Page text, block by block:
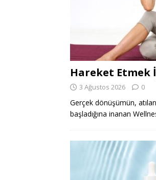
Hareket
3 Ağustos 2026 0
Gerçek dönüşümün,
başladığına inanan